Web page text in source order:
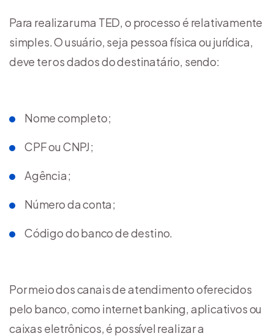
Para realizar uma TED, o processo é relativamente
simples. O usuário, seja pessoa física ou jurídica,
deve ter os dados do destinatário, sendo:
Nome completo;
CPF ou CNPJ;
Agência;
Número da conta;
Código do banco de destino.
Por meio dos canais de atendimento oferecidos
pelo banco, como internet banking, aplicativos ou
caixas eletrônicos, é possível realizar a